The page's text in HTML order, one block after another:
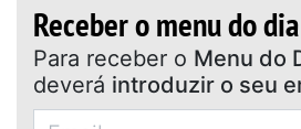
Receber o menu do dia
Para receber o Menu do
deverá introduzir o seu